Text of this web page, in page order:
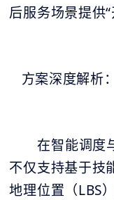
后服务场景提供
方案深度解析：
在智能调度与
不仅支持基于技
地理位置（LBS